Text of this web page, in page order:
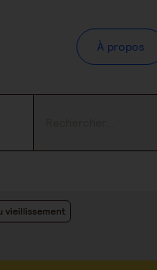
À propos
vieillissement